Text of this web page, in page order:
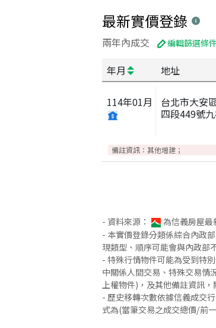
最新實價登錄
兩年內成交 編輯篩選條件
年月 地址
114年01月
台北市大安
四段449號
備註資訊： 其他增建；
- 資料來源： 為信義房屋最
- 本實價登錄分類係綜合內政
現類型、順序可能會與內政部
- 特殊行情物件可能為受到特
中關係人間交易、特殊交易情
上權物件)，及其他備註資訊，
- 歷史移轉次數依據信義成交
式為(當筆交易之成交總價/前